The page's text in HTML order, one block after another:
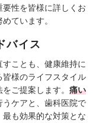
性を皆様に詳しくお
ています。
バイス
ことも、健康維持に
様のライフスタイル
ご提案します。 痛い
ケアと、歯科医院で
も効果的な対策とな